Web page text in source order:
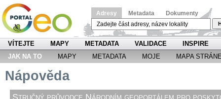
Adresy Metadata Dokumenty
VÍTEJTE MAPY METADATA VALIDACE
INSPIRE
JAK NA TO
MAPY METADATA MOJE MAPA
Nápověda
Stručný průvodce Národním geoportálem pro